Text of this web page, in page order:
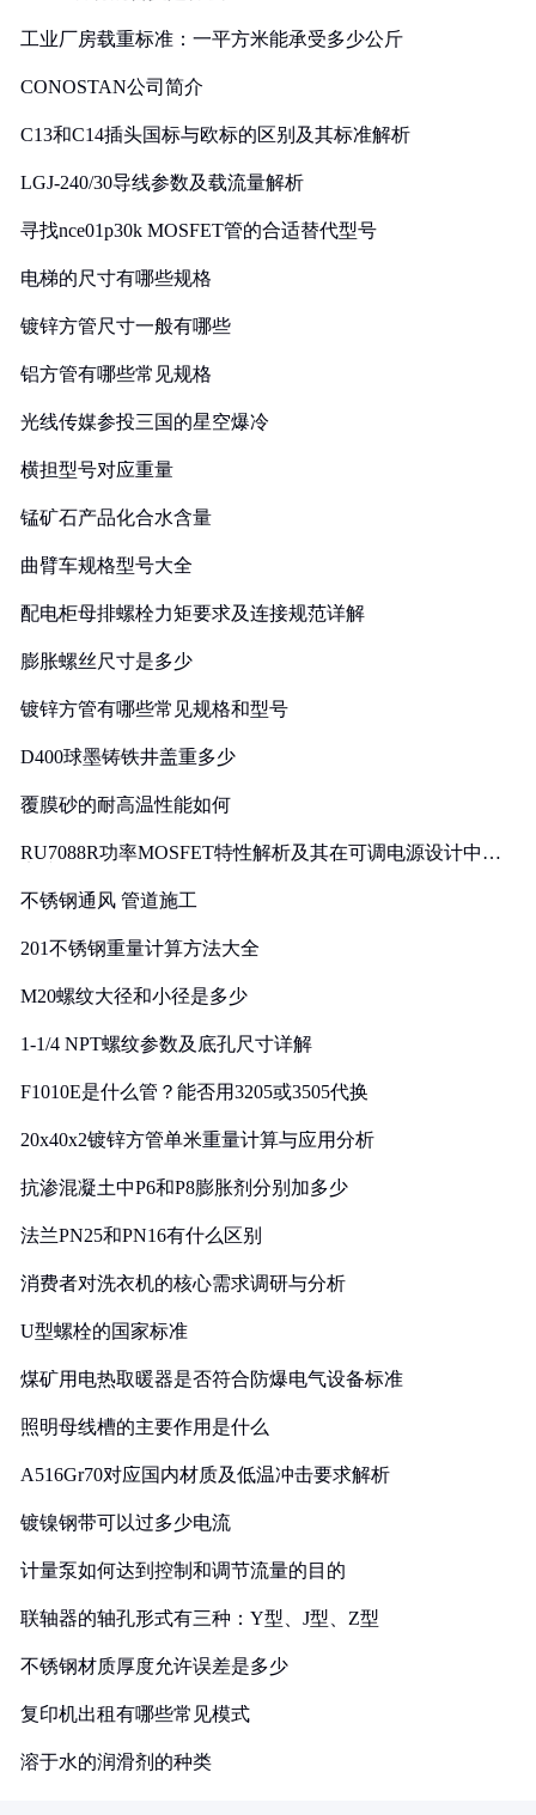
工业厂房载重标准：一平方米能承受多少公斤
CONOSTAN公司简介
C13和C14插头国标与欧标的区别及其标准解析
LGJ-240/30导线参数及载流量解析
寻找nce01p30k MOSFET管的合适替代型号
电梯的尺寸有哪些规格
镀锌方管尺寸一般有哪些
铝方管有哪些常见规格
光线传媒参投三国的星空爆冷
横担型号对应重量
锰矿石产品化合水含量
曲臂车规格型号大全
配电柜母排螺栓力矩要求及连接规范详解
膨胀螺丝尺寸是多少
镀锌方管有哪些常见规格和型号
D400球墨铸铁井盖重多少
覆膜砂的耐高温性能如何
RU7088R功率MOSFET特性解析及其在可调电源设计中的
不锈钢通风 管道施工
201不锈钢重量计算方法大全
M20螺纹大径和小径是多少
1-1/4 NPT螺纹参数及底孔尺寸详解
F1010E是什么管？能否用3205或3505代换
20x40x2镀锌方管单米重量计算与应用分析
抗渗混凝土中P6和P8膨胀剂分别加多少
法兰PN25和PN16有什么区别
消费者对洗衣机的核心需求调研与分析
U型螺栓的国家标准
煤矿用电热取暖器是否符合防爆电气设备标准
照明母线槽的主要作用是什么
A516Gr70对应国内材质及低温冲击要求解析
镀镍钢带可以过多少电流
计量泵如何达到控制和调节流量的目的
联轴器的轴孔形式有三种：Y型、J型、Z型
不锈钢材质厚度允许误差是多少
复印机出租有哪些常见模式
溶于水的润滑剂的种类